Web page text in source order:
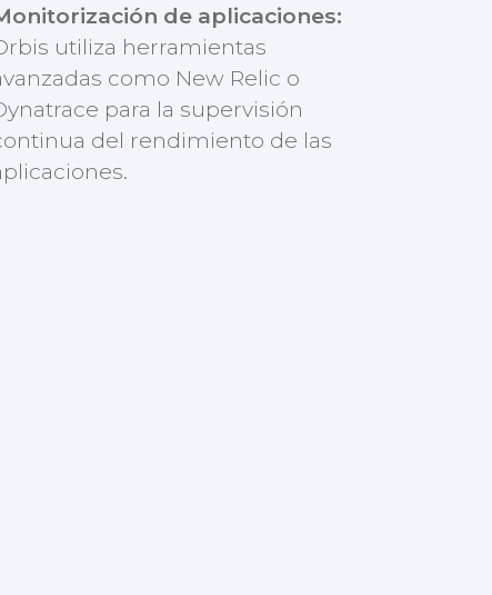
de aplicaciones:
utiliza herramientas
como New Relic o
para la supervisión
del rendimiento de las